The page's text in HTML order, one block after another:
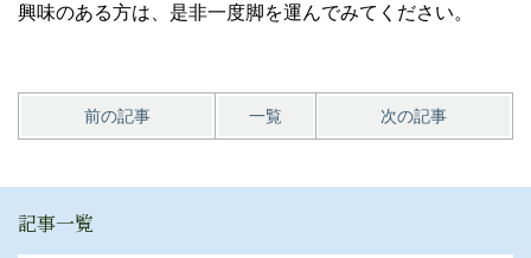
興味のある方は、是非一度脚を運んでみてください。
前の記事 一覧 次の記事
記事一覧